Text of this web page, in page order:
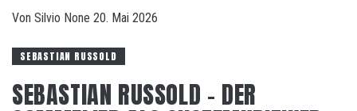
Von Silvio None 20. Mai 2026
SEBASTIAN RUSSOLD
SEBASTIAN RUSSOLD – DER